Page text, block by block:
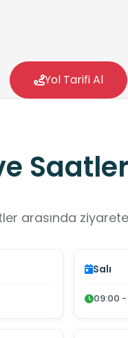
Yol Tarifi Al
arasında ziyarete
Salı
09:00 -